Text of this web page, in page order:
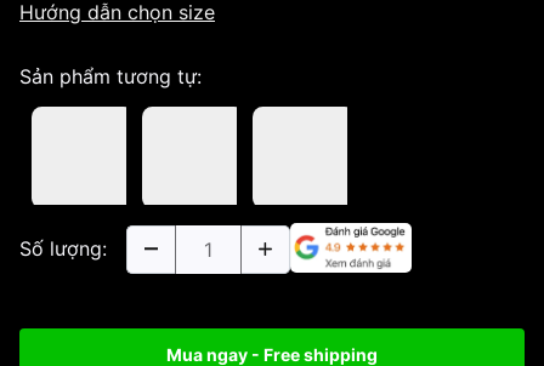
Hướng dẫn chọn size
Sản phẩm tương tự:
Số lượng:
Mua ngay - Free shipping